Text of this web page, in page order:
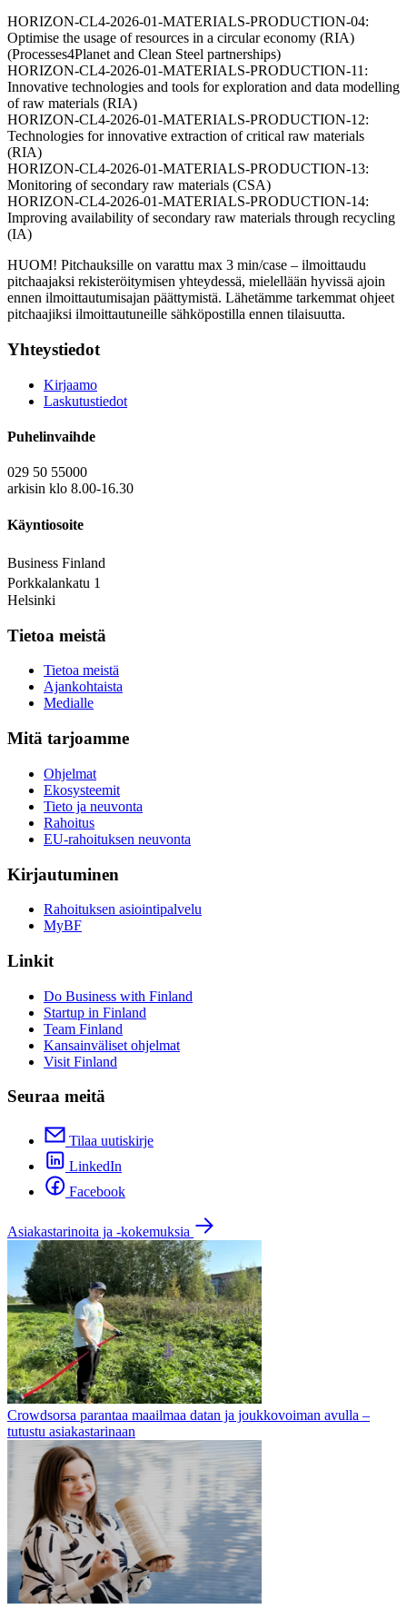
HORIZON-CL4-2026-01-MATERIALS-PRODUCTION-04:
Optimise the usage of resources in a circular economy (RIA)
(Processes4Planet and Clean Steel partnerships)
HORIZON-CL4-2026-01-MATERIALS-PRODUCTION-11:
Innovative technologies and tools for exploration and data modelling
of raw materials (RIA)
HORIZON-CL4-2026-01-MATERIALS-PRODUCTION-12:
Technologies for innovative extraction of critical raw materials
(RIA)
HORIZON-CL4-2026-01-MATERIALS-PRODUCTION-13:
Monitoring of secondary raw materials (CSA)
HORIZON-CL4-2026-01-MATERIALS-PRODUCTION-14:
Improving availability of secondary raw materials through recycling
(IA)
HUOM! Pitchauksille on varattu max 3 min/case – ilmoittaudu
pitchaajaksi rekisteröitymisen yhteydessä, mielellään hyvissä ajoin
ennen ilmoittautumisajan päättymistä. Lähetämme tarkemmat ohjeet
pitchaajiksi ilmoittautuneille sähköpostilla ennen tilaisuutta.
Yhteystiedot
Kirjaamo
Laskutustiedot
Puhelinvaihde
029 50 55000
arkisin klo 8.00-16.30
Käyntiosoite
Business Finland
Porkkalankatu 1
Helsinki
Tietoa meistä
Tietoa meistä
Ajankohtaista
Medialle
Mitä tarjoamme
Ohjelmat
Ekosysteemit
Tieto ja neuvonta
Rahoitus
EU-rahoituksen neuvonta
Kirjautuminen
Rahoituksen asiointipalvelu
MyBF
Linkit
Do Business with Finland
Startup in Finland
Team Finland
Kansainväliset ohjelmat
Visit Finland
Seuraa meitä
Tilaa uutiskirje
LinkedIn
Facebook
Asiakastarinoita ja -kokemuksia
Crowdsorsa parantaa maailmaa datan ja joukkovoiman avulla –
tutustu asiakastarinaan